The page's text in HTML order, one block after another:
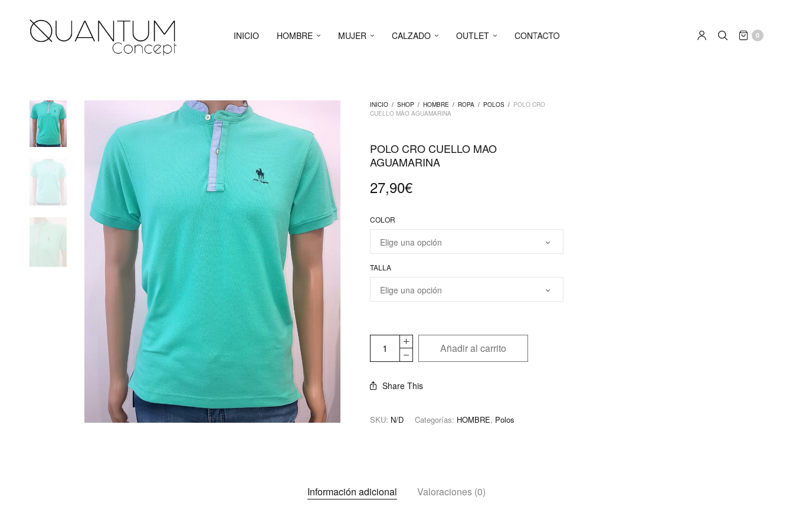
INICIO HOMBRE MUJER CALZADO OUTLET CONTACTO 0
INICIO / SHOP / HOMBRE / ROPA / POLOS / POLO CRO
CUELLO MAO AGUAMARINA
POLO CRO CUELLO MAO
AGUAMARINA
27,90€
COLOR
TALLA
Añadir al carrito
Share This
SKU: N/D Categorías: HOMBRE, Polos
Información adicional Valoraciones (0)